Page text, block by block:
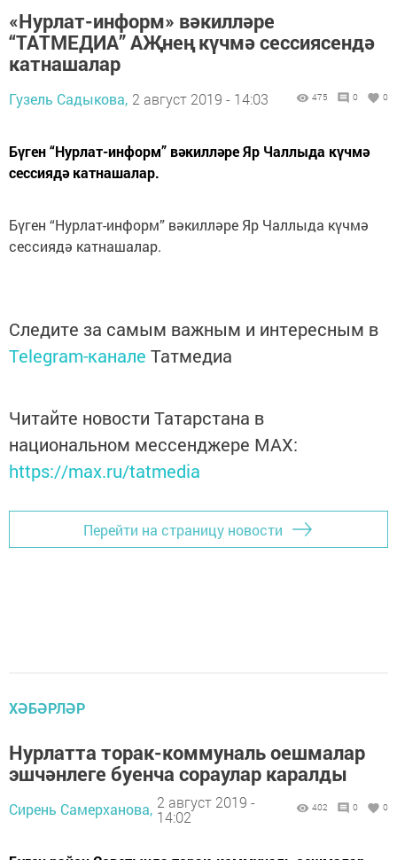
«Нурлат-информ» вәкилләре
“ТАТМЕДИА” АҖнең күчмә сессиясендә
катнашалар
Гузель Садыкова, 2 август 2019 - 14:03 475 0 0
Бүген “Нурлат-информ” вәкилләре Яр Чаллыда күчмә
сессиядә катнашалар.
Бүген “Нурлат-информ” вәкилләре Яр Чаллыда күчмә
сессиядә катнашалар.
Следите за самым важным и интересным в
Telegram-канале Татмедиа
Читайте новости Татарстана в
национальном мессенджере MАХ:
https://max.ru/tatmedia
Перейти на страницу новости
ХӘБӘРЛӘР
Нурлатта торак-коммуналь оешмалар
эшчәнлеге буенча сораулар каралды
Сирень Самерханова, 2 август 2019 -
14:02
402 0 0